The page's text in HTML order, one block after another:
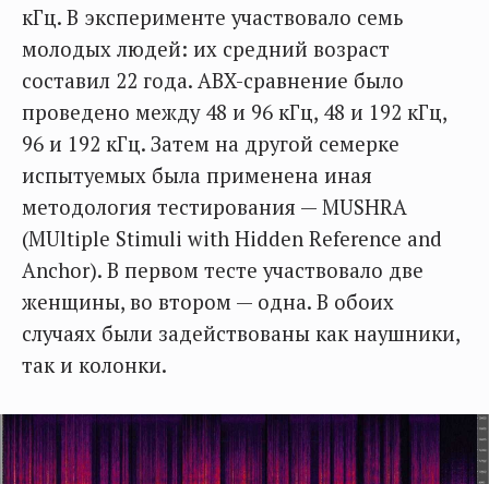
кГц. В эксперименте участвовало семь
молодых людей: их средний возраст
составил 22 года. ABX-сравнение было
проведено между 48 и 96 кГц, 48 и 192 кГц,
96 и 192 кГц. Затем на другой семерке
испытуемых была применена иная
методология тестирования — MUSHRA
(MUltiple Stimuli with Hidden Reference and
Anchor). В первом тесте участвовало две
женщины, во втором — одна. В обоих
случаях были задействованы как наушники,
так и колонки.